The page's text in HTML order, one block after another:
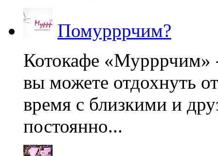
Помурррчим?
Котокафе «Мурррчим»
вы можете отдохнуть
время с близкими и
постоянно...